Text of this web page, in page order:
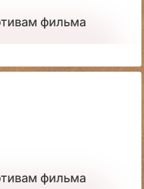
фильма
фильма